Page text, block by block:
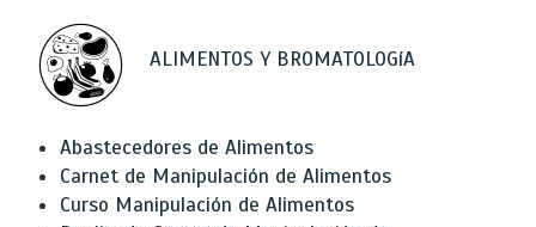
ALIMENTOS Y BROMATOLOGíA
Abastecedores de Alimentos
Carnet de Manipulación de Alimentos
Curso Manipulación de Alimentos